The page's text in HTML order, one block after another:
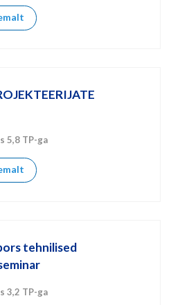
5,8 TP-ga
tehnilised
3,2 TP-ga